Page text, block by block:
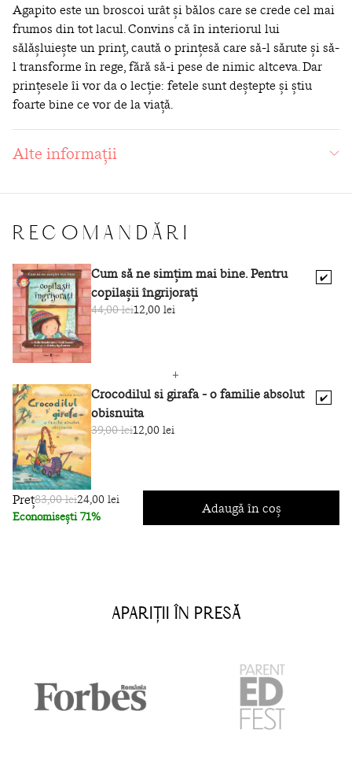
Agapito este un broscoi urât şi bălos care se crede cel mai
frumos din tot lacul. Convins că în interiorul lui
sălăşluieşte un prinţ, caută o prinţesă care să-l sărute şi să-
l transforme în rege, fără să-i pese de nimic altceva. Dar
prinţesele îi vor da o lecţie: fetele sunt deştepte şi ştiu
foarte bine ce vor de la viaţă.
Alte informații
RECOMANDĂRI
✔️
Cum să ne simțim mai bine. Pentru
copilașii îngrijorați
44,00 lei12,00 lei
✔️
Crocodilul si girafa - o familie absolut
obisnuita
39,00 lei12,00 lei
Preț83,00 lei24,00 lei
Economisești 71%
Adaugă în coș
APARIȚII ÎN PRESĂ